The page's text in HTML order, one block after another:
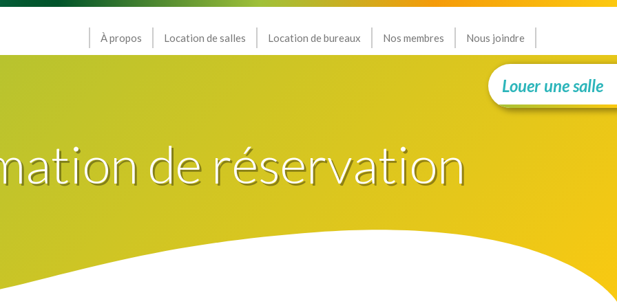
À propos Location de salles Location de bureaux Nos membres Nous joindre
Louer une salle
de réservation